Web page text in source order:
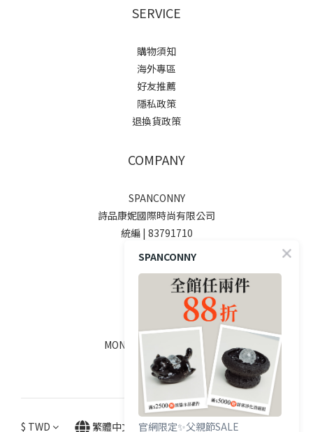
SERVICE
購物須知
海外專區
好友推薦
隱私政策
退換貨政策
COMPANY
SPANCONNY
詩品康妮國際時尚有限公司
統編 | 83791710
SOCIALS
線上客服
MON - FRI / 9:00 - 18:00
$ TWD 繁體中文
SPANCONNY
官網限定✨父親節SALE